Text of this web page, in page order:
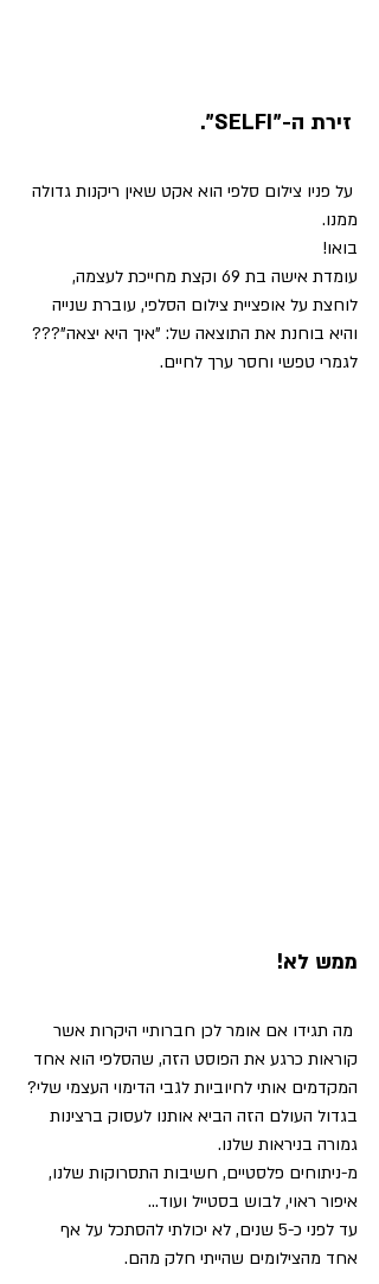
על פניו צילום סלפי הוא אקט שאין ריקנות גדולה
ממנו.
בואו!
עומדת אישה בת 69 וקצת מחייכת לעצמה,
לוחצת על אופציית צילום הסלפי, עוברת שנייה
והיא בוחנת את התוצאה של: "איך היא יצאה"???
לגמרי טפשי וחסר ערך לחיים.
ממש לא!
מה תגידו אם אומר לכן חברותיי היקרות אשר
קוראות כרגע את הפוסט הזה, שהסלפי הוא אחד
המקדמים אותי לחיוביות לגבי הדימוי העצמי שלי?
בגדול העולם הזה הביא אותנו לעסוק ברצינות
גמורה בניראות שלנו.
מ-ניתוחים פלסטיים, חשיבות התסרוקות שלנו,
איפור ראוי, לבוש בסטייל ועוד...
עד לפני כ-5 שנים, לא יכולתי להסתכל על אף
אחד מהצילומים שהייתי חלק מהם.